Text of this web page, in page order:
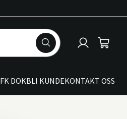
FK DOKBLI KUNDEKONTAKT OSS